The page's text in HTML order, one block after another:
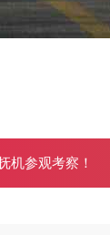
机参观考察！